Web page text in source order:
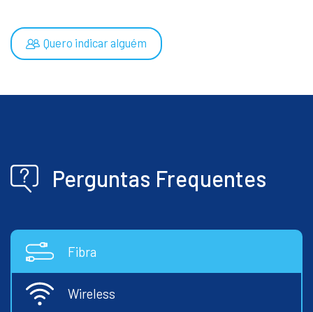
Quero indicar alguém
Perguntas Frequentes
Fibra
Wireless